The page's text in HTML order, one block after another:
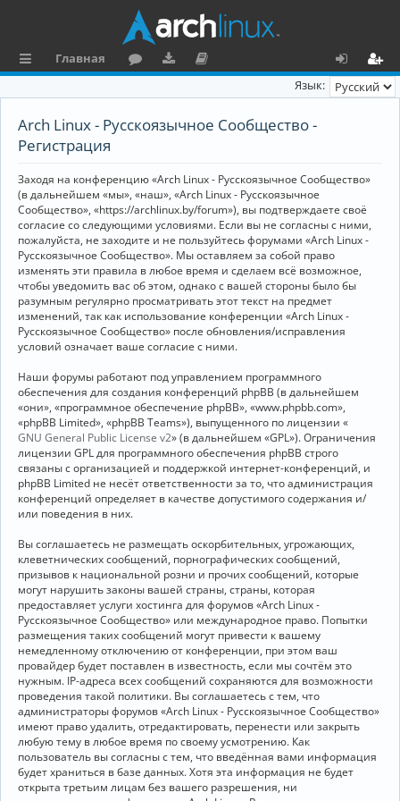
л
и
Главная
н
та
ц
и
я
х
ег
Язык:
Arch Linux - Русскоязычное Сообщество -
Регистрация
Заходя на конференцию «Arch Linux - Русскоязычное Сообщество»
(в дальнейшем «мы», «наш», «Arch Linux - Русскоязычное
Сообщество», «https://archlinux.by/forum»), вы подтверждаете своё
согласие со следующими условиями. Если вы не согласны с ними,
пожалуйста, не заходите и не пользуйтесь форумами «Arch Linux -
Русскоязычное Сообщество». Мы оставляем за собой право
изменять эти правила в любое время и сделаем всё возможное,
чтобы уведомить вас об этом, однако с вашей стороны было бы
разумным регулярно просматривать этот текст на предмет
изменений, так как использование конференции «Arch Linux -
Русскоязычное Сообщество» после обновления/исправления
условий означает ваше согласие с ними.
Наши форумы работают под управлением программного
обеспечения для создания конференций phpBB (в дальнейшем
«они», «программное обеспечение phpBB», «www.phpbb.com»,
«phpBB Limited», «phpBB Teams»), выпущенного по лицензии «
GNU General Public License v2» (в дальнейшем «GPL»). Ограничения
лицензии GPL для программного обеспечения phpBB строго
связаны с организацией и поддержкой интернет-конференций, и
phpBB Limited не несёт ответственности за то, что администрация
конференций определяет в качестве допустимого содержания и/
или поведения в них.
Вы соглашаетесь не размещать оскорбительных, угрожающих,
клеветнических сообщений, порнографических сообщений,
призывов к национальной розни и прочих сообщений, которые
могут нарушить законы вашей страны, страны, которая
предоставляет услуги хостинга для форумов «Arch Linux -
Русскоязычное Сообщество» или международное право. Попытки
размещения таких сообщений могут привести к вашему
немедленному отключению от конференции, при этом ваш
провайдер будет поставлен в известность, если мы сочтём это
нужным. IP-адреса всех сообщений сохраняются для возможности
проведения такой политики. Вы соглашаетесь с тем, что
администраторы форумов «Arch Linux - Русскоязычное Сообщество»
имеют право удалить, отредактировать, перенести или закрыть
любую тему в любое время по своему усмотрению. Как
пользователь вы согласны с тем, что введённая вами информация
будет храниться в базе данных. Хотя эта информация не будет
открыта третьим лицам без вашего разрешения, ни